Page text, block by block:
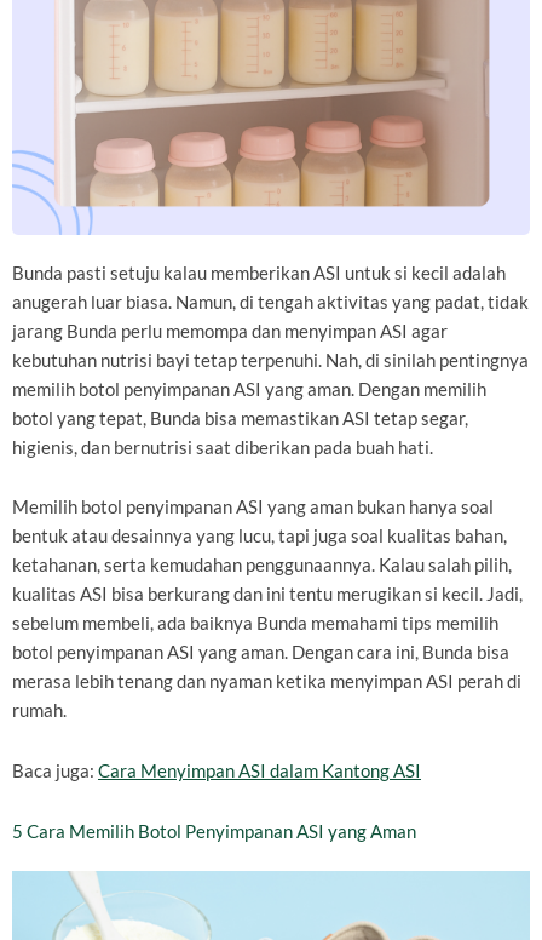
Bunda pasti setuju kalau memberikan ASI untuk si kecil adalah
anugerah luar biasa. Namun, di tengah aktivitas yang padat, tidak
jarang Bunda perlu memompa dan menyimpan ASI agar
kebutuhan nutrisi bayi tetap terpenuhi. Nah, di sinilah pentingnya
memilih botol penyimpanan ASI yang aman. Dengan memilih
botol yang tepat, Bunda bisa memastikan ASI tetap segar,
higienis, dan bernutrisi saat diberikan pada buah hati.
Memilih botol penyimpanan ASI yang aman bukan hanya soal
bentuk atau desainnya yang lucu, tapi juga soal kualitas bahan,
ketahanan, serta kemudahan penggunaannya. Kalau salah pilih,
kualitas ASI bisa berkurang dan ini tentu merugikan si kecil. Jadi,
sebelum membeli, ada baiknya Bunda memahami tips memilih
botol penyimpanan ASI yang aman. Dengan cara ini, Bunda bisa
merasa lebih tenang dan nyaman ketika menyimpan ASI perah di
rumah.
Baca juga: Cara Menyimpan ASI dalam Kantong ASI
5 Cara Memilih Botol Penyimpanan ASI yang Aman